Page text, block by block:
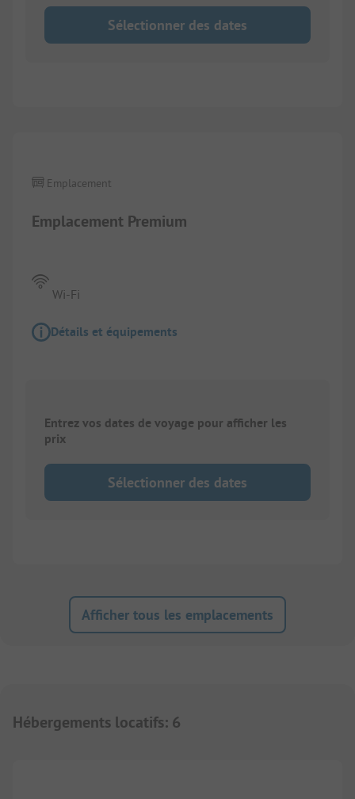
Sélectionner des dates
Emplacement Premium
Emplacement
Wi-Fi
Détails et équipements
Entrez vos dates de voyage pour afficher les
prix
Sélectionner des dates
Afficher tous les emplacements
Hébergements locatifs: 6